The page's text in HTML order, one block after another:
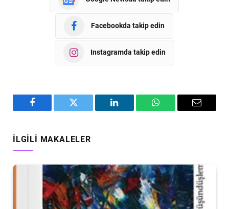
Facebookda takip edin
Instagramda takip edin
Facebook Twitter LinkedIn WhatsAppEmail
İLGILI MAKALELER